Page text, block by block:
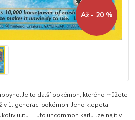
Až - 20 %
Je to další pokémon, kterého můžete
v 1. generaci pokémon. Jeho klepeta
ulitu. Tuto uncommon kartu lze najít v